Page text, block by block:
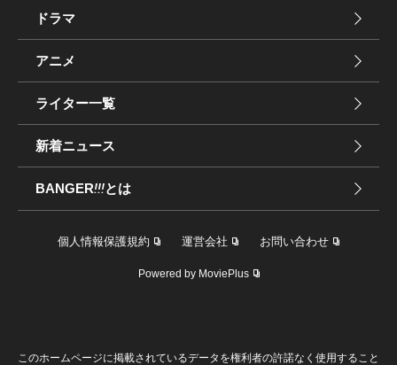
ドラマ
アニメ
ライター一覧
新着ニュース
BANGER!!!とは
個人情報保護規約 運営会社 お問い合わせ
Powered by MoviePlus
このホームページに掲載されているデータを権利者の許諾なく使用すること